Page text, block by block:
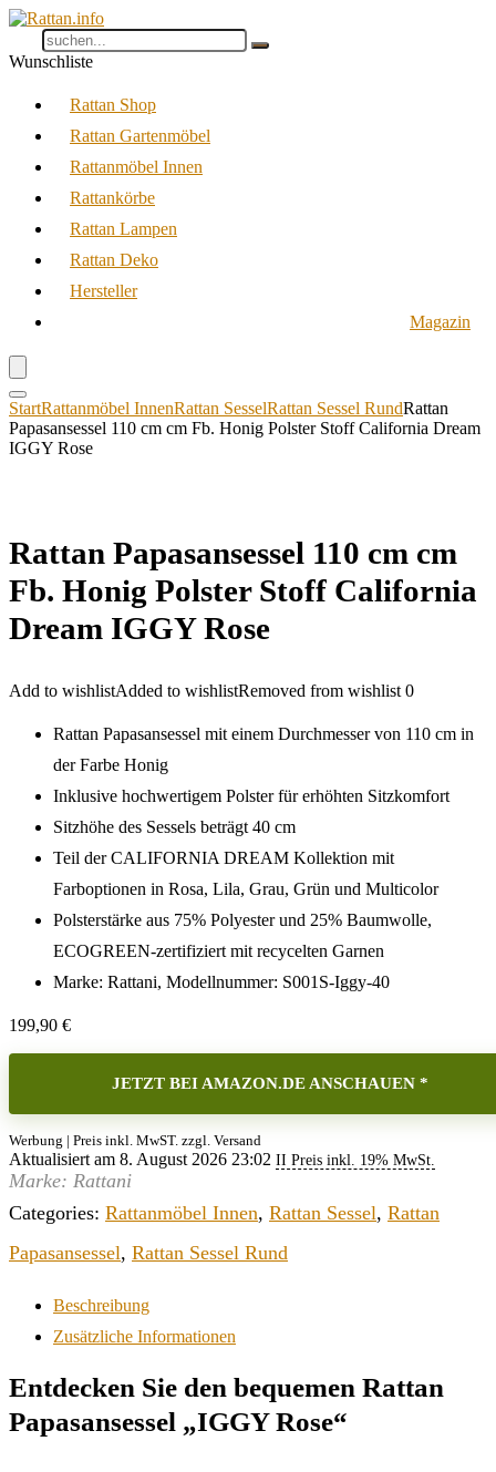
Wunschliste
Rattan Shop
Rattan Gartenmöbel
Rattanmöbel Innen
Rattankörbe
Rattan Lampen
Rattan Deko
Hersteller
Magazin
StartRattanmöbel InnenRattan SesselRattan Sessel RundRattan
Papasansessel 110 cm cm Fb. Honig Polster Stoff California Dream
IGGY Rose
Rattan Papasansessel 110 cm cm
Fb. Honig Polster Stoff California
Dream IGGY Rose
Add to wishlistAdded to wishlistRemoved from wishlist 0
Rattan Papasansessel mit einem Durchmesser von 110 cm in
der Farbe Honig
Inklusive hochwertigem Polster für erhöhten Sitzkomfort
Sitzhöhe des Sessels beträgt 40 cm
Teil der CALIFORNIA DREAM Kollektion mit
Farboptionen in Rosa, Lila, Grau, Grün und Multicolor
Polsterstärke aus 75% Polyester und 25% Baumwolle,
ECOGREEN-zertifiziert mit recycelten Garnen
Marke: Rattani, Modellnummer: S001S-Iggy-40
199,90 €
JETZT BEI AMAZON.DE ANSCHAUEN *
Werbung | Preis inkl. MwST. zzgl. Versand
Aktualisiert am 8. August 2026 23:02 II Preis inkl. 19% MwSt.
Marke: Rattani
Categories: Rattanmöbel Innen, Rattan Sessel, Rattan
Papasansessel, Rattan Sessel Rund
Beschreibung
Zusätzliche Informationen
Entdecken Sie den bequemen Rattan
Papasansessel „IGGY Rose“